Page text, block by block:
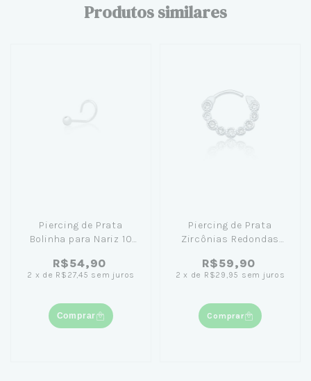
Produtos similares
Piercing de Prata
Bolinha para Nariz 10
R$54,90
2 x de R$27,45 sem juros
Comprar
Piercing de Prata
Zircônias Redondas
R$59,90
2 x de R$29,95 sem juros
Comprar